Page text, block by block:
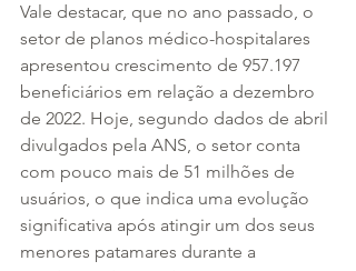
Vale destacar, que no ano passado, o
setor de planos médico-hospitalares
apresentou crescimento de 957.197
beneficiários em relação a dezembro
de 2022. Hoje, segundo dados de abril
divulgados pela ANS, o setor conta
com pouco mais de 51 milhões de
usuários, o que indica uma evolução
significativa após atingir um dos seus
menores patamares durante a